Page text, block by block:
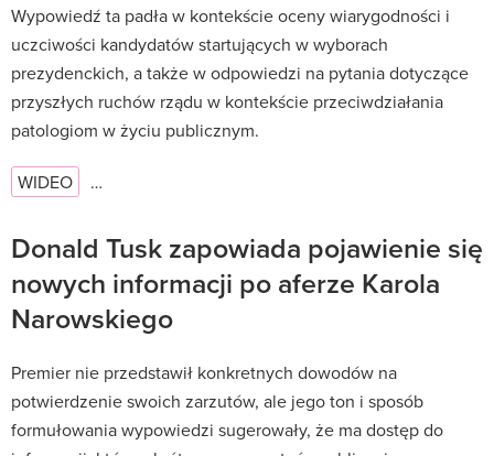
Wypowiedź ta padła w kontekście oceny wiarygodności i
uczciwości kandydatów startujących w wyborach
prezydenckich, a także w odpowiedzi na pytania dotyczące
przyszłych ruchów rządu w kontekście przeciwdziałania
patologiom w życiu publicznym.
WIDEO …
Donald Tusk zapowiada pojawienie się
nowych informacji po aferze Karola
Narowskiego
Premier nie przedstawił konkretnych dowodów na
potwierdzenie swoich zarzutów, ale jego ton i sposób
formułowania wypowiedzi sugerowały, że ma dostęp do